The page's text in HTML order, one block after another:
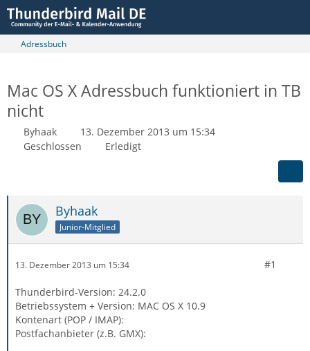
Adressbuch
Mac OS X Adressbuch funktioniert in TB
nicht
Byhaak
13. Dezember 2013 um 15:34
Geschlossen
Erledigt
Byhaak
Junior-Mitglied
13. Dezember 2013 um 15:34 #1
Thunderbird-Version: 24.2.0
Betriebssystem + Version: MAC OS X 10.9
Kontenart (POP / IMAP):
Postfachanbieter (z.B. GMX):